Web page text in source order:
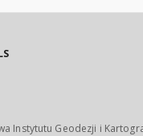
Instytutu Geodezji i